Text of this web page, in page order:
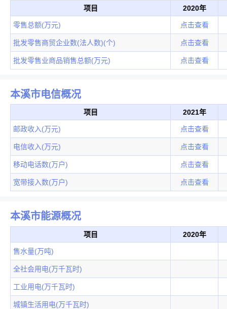
项目 2020年
零售总额(万元) 点击查看
批发零售商贸企业数(法人数)(个) 点击查看
批发零售业商品销售总额(万元) 点击查看
本溪市电信概况
项目 2021年
邮政收入(万元) 点击查看
电信收入(万元) 点击查看
移动电话数(万户) 点击查看
宽带接入数(万户) 点击查看
本溪市能源概况
项目 2020年
售水量(万吨)
全社会用电(万千瓦时)
工业用电(万千瓦时)
城镇生活用电(万千瓦时)